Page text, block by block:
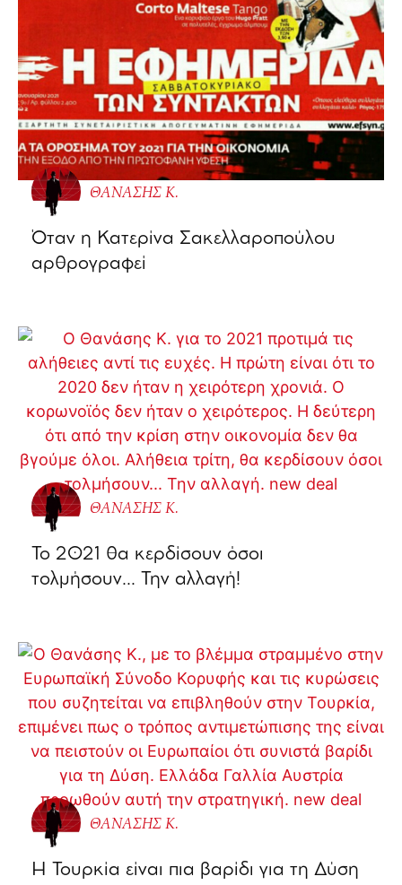
ΘΑΝΑΣΗΣ Κ.
Όταν η Κατερίνα Σακελλαροπούλου
αρθρογραφεί
ΘΑΝΑΣΗΣ Κ.
Το 2021 θα κερδίσουν όσοι
τολμήσουν… Την αλλαγή!
ΘΑΝΑΣΗΣ Κ.
Η Τουρκία είναι πια βαρίδι για τη Δύση